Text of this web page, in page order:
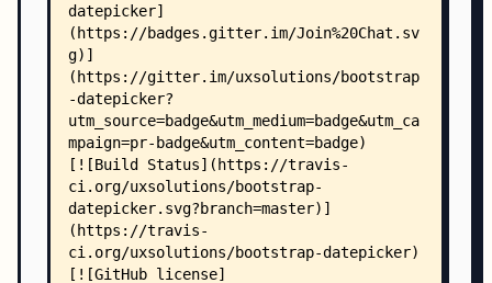
    │   ├── requirements.txt
    │   ├── screenshots.js
    │   └── _screenshots/
    │       ├── demo_head.html
    │       ├── markup_component.html
    │       ├── markup_daterange.html
    │       ├── markup_inline.html
    │       ├── markup_input.html
    │       ├── option_calendarweeks.html
    │       ├── option_clearbtn.html
    │       ├── option_daysofweekdisabled.html
    │       ├── option_enddate.html
    │       ├── option_language.html